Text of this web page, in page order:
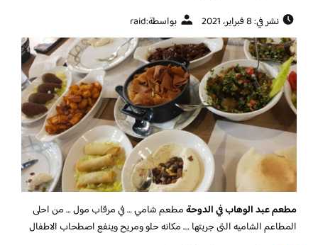
نشر في: 8 فبراير، 2021 بواسطة:raid
مطعم عبد الوهاب في الدوحةمطعم شامي … في مرقاب مول … من احلى
المطاعم الشاميه التى جربتها …. مكانه حلو ومريح وينفع اصطحاب الاطفال